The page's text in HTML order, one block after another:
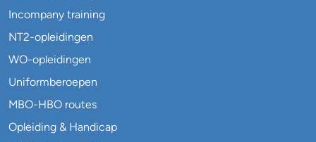
Incompany training
NT2-opleidingen
WO-opleidingen
Uniformberoepen
MBO-HBO routes
Opleiding & Handicap